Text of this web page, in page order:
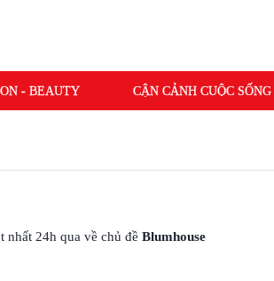
- BEAUTY CẬN CẢNH CUỘC SỐNG
nhất 24h qua về chủ đề Blumhouse